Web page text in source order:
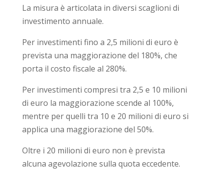
La misura è articolata in diversi scaglioni di
investimento annuale.
Per investimenti fino a 2,5 milioni di euro è
prevista una maggiorazione del 180%, che
porta il costo fiscale al 280%.
Per investimenti compresi tra 2,5 e 10 milioni
di euro la maggiorazione scende al 100%,
mentre per quelli tra 10 e 20 milioni di euro si
applica una maggiorazione del 50%.
Oltre i 20 milioni di euro non è prevista
alcuna agevolazione sulla quota eccedente.